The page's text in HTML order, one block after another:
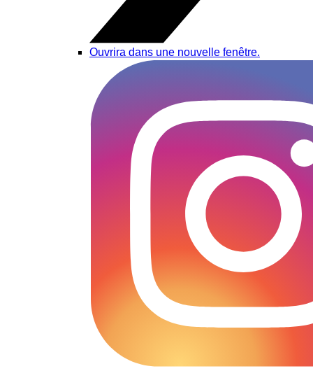
Ouvrira dans une nouvelle fenêtre.